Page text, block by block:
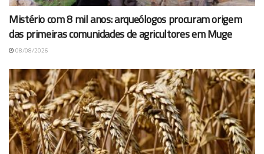
Mistério com 8 mil anos: arqueólogos procuram origem
das primeiras comunidades de agricultores em Muge
08/08/2026